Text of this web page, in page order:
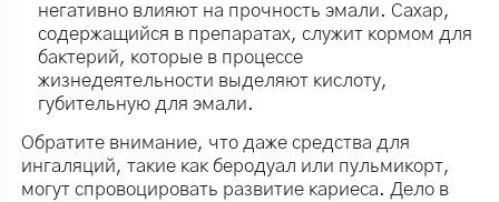
негативно влияют на прочность эмали. Сахар,
содержащийся в препаратах, служит кормом для
бактерий, которые в процессе
жизнедеятельности выделяют кислоту,
губительную для эмали.
Обратите внимание, что даже средства для
ингаляций, такие как беродуал или пульмикорт,
могут спровоцировать развитие кариеса. Дело в